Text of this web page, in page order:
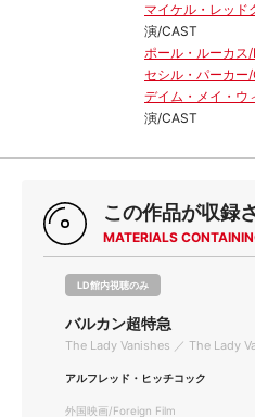
マイケル・レッ
演/CAST
ポール・ルーカス
セシル・パーカ
デイム・メイ・
演/CAST
この作品が収録
MATERIALS
LD館内視聴のみ
バルカン超特急
The Lady Vanishes ／ The Lady
アルフレッド・ヒッチコック
外国映画/Foreign Film